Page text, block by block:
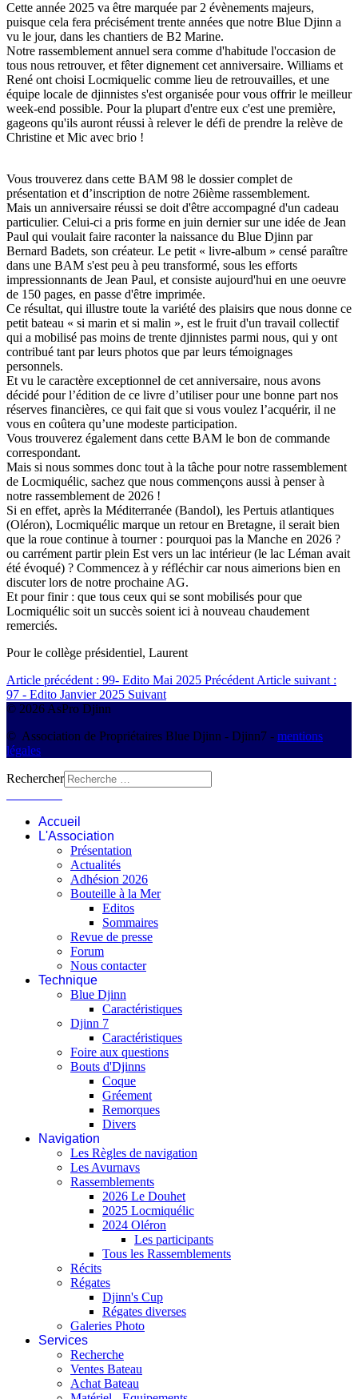
Cette année 2025 va être marquée par 2 évènements majeurs,
puisque cela fera précisément trente années que notre Blue Djinn a
vu le jour, dans les chantiers de B2 Marine.
Notre rassemblement annuel sera comme d'habitude l'occasion de
tous nous retrouver, et fêter dignement cet anniversaire. Williams et
René ont choisi Locmiquelic comme lieu de retrouvailles, et une
équipe locale de djinnistes s'est organisée pour vous offrir le meilleur
week-end possible. Pour la plupart d'entre eux c'est une première,
gageons qu'ils auront réussi à relever le défi de prendre la relève de
Christine et Mic avec brio !
Vous trouverez dans cette BAM 98 le dossier complet de
présentation et d’inscription de notre 26ième rassemblement.
Mais un anniversaire réussi se doit d'être accompagné d'un cadeau
particulier. Celui-ci a pris forme en juin dernier sur une idée de Jean
Paul qui voulait faire raconter la naissance du Blue Djinn par
Bernard Badets, son créateur. Le petit « livre-album » censé paraître
dans une BAM s'est peu à peu transformé, sous les efforts
impressionnants de Jean Paul, et consiste aujourd'hui en une oeuvre
de 150 pages, en passe d'être imprimée.
Ce résultat, qui illustre toute la variété des plaisirs que nous donne ce
petit bateau « si marin et si malin », est le fruit d'un travail collectif
qui a mobilisé pas moins de trente djinnistes parmi nous, qui y ont
contribué tant par leurs photos que par leurs témoignages
personnels.
Et vu le caractère exceptionnel de cet anniversaire, nous avons
décidé pour l’édition de ce livre d’utiliser pour une bonne part nos
réserves financières, ce qui fait que si vous voulez l’acquérir, il ne
vous en coûtera qu’une modeste participation.
Vous trouverez également dans cette BAM le bon de commande
correspondant.
Mais si nous sommes donc tout à la tâche pour notre rassemblement
de Locmiquélic, sachez que nous commençons aussi à penser à
notre rassemblement de 2026 !
Si en effet, après la Méditerranée (Bandol), les Pertuis atlantiques
(Oléron), Locmiquélic marque un retour en Bretagne, il serait bien
que la roue continue à tourner : pourquoi pas la Manche en 2026 ?
ou carrément partir plein Est vers un lac intérieur (le lac Léman avait
été évoqué) ? Commencez à y réfléchir car nous aimerions bien en
discuter lors de notre prochaine AG.
Et pour finir : que tous ceux qui se sont mobilisés pour que
Locmiquélic soit un succès soient ici à nouveau chaudement
remerciés.
Pour le collège présidentiel, Laurent
Article précédent : 99- Edito Mai 2025 Précédent Article suivant :
97 - Edito Janvier 2025 Suivant
© 2026 AsPro Djinn
© Association de Propriétaires Blue Djinn - Djinn7 - mentions
légales
Rechercher
Accueil
L'Association
Présentation
Actualités
Adhésion 2026
Bouteille à la Mer
Editos
Sommaires
Revue de presse
Forum
Nous contacter
Technique
Blue Djinn
Caractéristiques
Djinn 7
Caractéristiques
Foire aux questions
Bouts d'Djinns
Coque
Gréement
Remorques
Divers
Navigation
Les Règles de navigation
Les Avurnavs
Rassemblements
2026 Le Douhet
2025 Locmiquélic
2024 Oléron
Les participants
Tous les Rassemblements
Récits
Régates
Djinn's Cup
Régates diverses
Galeries Photo
Services
Recherche
Ventes Bateau
Achat Bateau